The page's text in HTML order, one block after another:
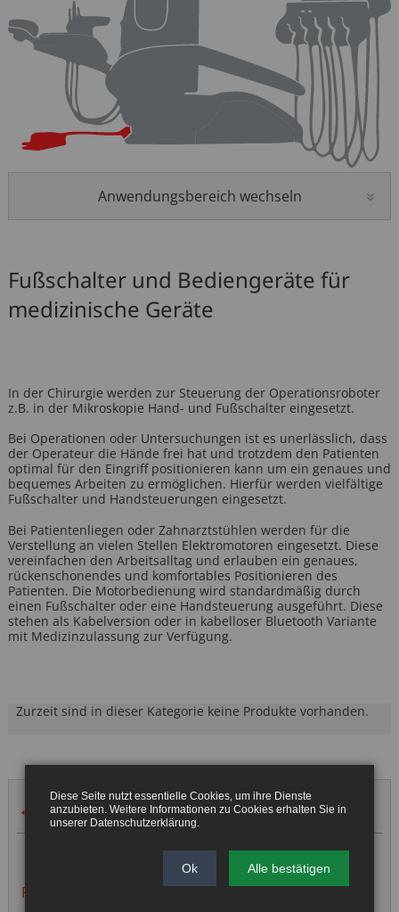
Anwendungsbereich wechseln
Fußschalter und Bediengeräte für
medizinische Geräte
In der Chirurgie werden zur Steuerung der Operationsroboter
z.B. in der Mikroskopie Hand- und Fußschalter eingesetzt.
Bei Operationen oder Untersuchungen ist es unerlässlich, dass
der Operateur die Hände frei hat und trotzdem den Patienten
optimal für den Eingriff positionieren kann um ein genaues und
bequemes Arbeiten zu ermöglichen. Hierfür werden vielfältige
Fußschalter und Handsteuerungen eingesetzt.
Bei Patientenliegen oder Zahnarztstühlen werden für die
Verstellung an vielen Stellen Elektromotoren eingesetzt. Diese
vereinfachen den Arbeitsalltag und erlauben ein genaues,
rückenschonendes und komfortables Positionieren des
Patienten. Die Motorbedienung wird standardmäßig durch
einen Fußschalter oder eine Handsteuerung ausgeführt. Diese
stehen als Kabelversion oder in kabelloser Bluetooth Variante
mit Medizinzulassung zur Verfügung.
Zurzeit sind in dieser Kategorie keine Produkte vorhanden.
Medizintechnik
Navigation
Fußschalter
Diese Seite nutzt essentielle Cookies, um ihre Dienste
anzubieten. Weitere Informationen zu Cookies erhalten Sie in
unserer Datenschutzerklärung.
Ok Alle bestätigen
Sitzverstellung
Funkfernbedienung
Motorendrehzahl
Hydraulikdruck